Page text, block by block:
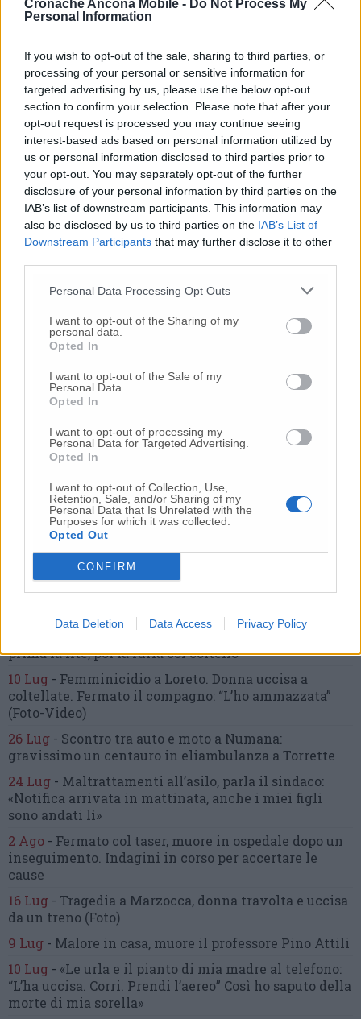
Cronache Ancona Mobile - Do Not Process My
Personal Information
If you wish to opt-out of the sale, sharing to third parties, or
processing of your personal or sensitive information for
targeted advertising by us, please use the below opt-out
section to confirm your selection. Please note that after your
opt-out request is processed you may continue seeing
interest-based ads based on personal information utilized by
us or personal information disclosed to third parties prior to
your opt-out. You may separately opt-out of the further
disclosure of your personal information by third parties on the
IAB’s list of downstream participants. This information may
also be disclosed by us to third parties on the IAB’s List of
Downstream Participants that may further disclose it to other
Personal Data Processing Opt Outs
I want to opt-out of the Sharing of my
personal data.
Opted In
I want to opt-out of the Sale of my
Personal Data.
Opted In
I want to opt-out of processing my
Personal Data for Targeted Advertising.
Opted In
I want to opt-out of Collection, Use,
Retention, Sale, and/or Sharing of my
Personal Data that Is Unrelated with the
Purposes for which it was collected.
Opted Out
CONFIRM
Data Deletion Data Access Privacy Policy
spostamento tra comuni
Screening di massa per i quasi 700 studenti
dell’Ic ‘Brillarelli’
© RIPRODUZIONE RISERVATA
Vai alla home
Commenti
Commenta
Commenta l'articolo
Gli articoli più letti
24 Lug-Bimbi costretti a colpirsi da solie lasciati al
prima la lite, poi la furia col coltello
10 Lug - Femminicidio a Loreto. Donna uccisa a
coltellate. Fermato il compagno: “L’ho ammazzata”
(Foto-Video)
26 Lug - Scontro tra auto e moto a Numana:
gravissimo un centauro in eliambulanza a Torrette
24 Lug - Maltrattamenti all’asilo, parla il sindaco:
«Notifica arrivata in mattinata, anche i miei figli
sono andati lì»
2 Ago - Fermato col taser, muore in ospedale dopo un
inseguimento. Indagini in corso per accertare le
cause
16 Lug - Tragedia a Marzocca, donna travolta e uccisa
da un treno (Foto)
9 Lug - Malore in casa, muore il professore Pino Attili
10 Lug - «Le urla e il pianto di mia madre al telefono:
“L’ha uccisa. Corri. Prendi l’aereo” Così ho saputo della
morte di mia sorella»